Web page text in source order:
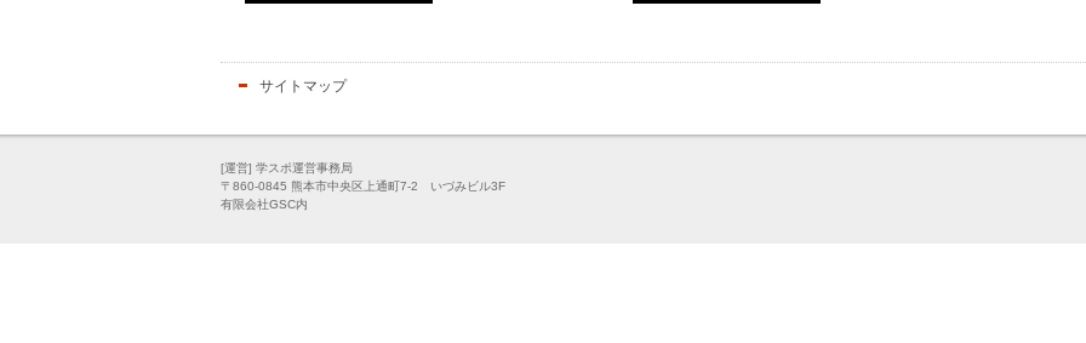
サイトマップ
[運営] 学スポ運営事務局
〒860-0845 熊本市中央区上通町7-2 いづみビル3F
有限会社GSC内